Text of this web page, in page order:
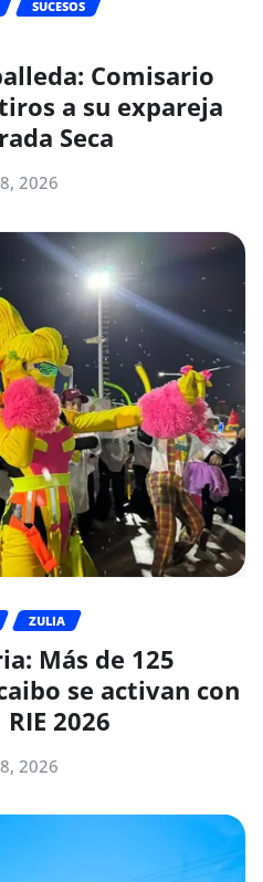
SUCESOS
Comisario
a su expareja
Seca
2026
ZULIA
Más de 125
se activan con
2026
2026